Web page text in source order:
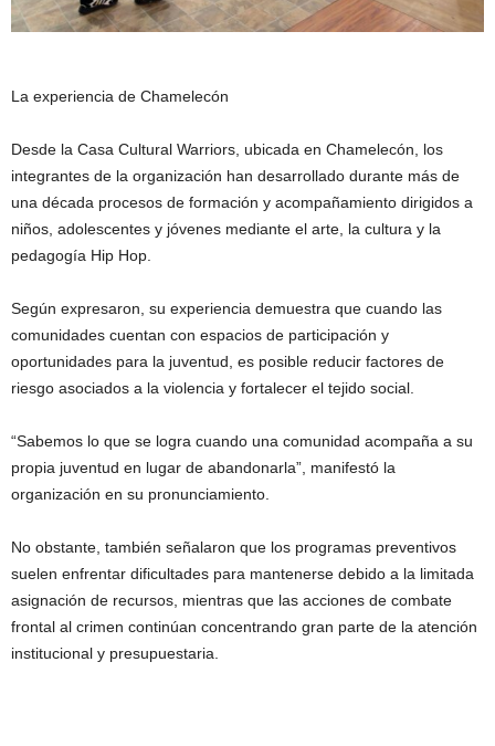
La experiencia de Chamelecón
Desde la Casa Cultural Warriors, ubicada en Chamelecón, los
integrantes de la organización han desarrollado durante más de
una década procesos de formación y acompañamiento dirigidos a
niños, adolescentes y jóvenes mediante el arte, la cultura y la
pedagogía Hip Hop.
Según expresaron, su experiencia demuestra que cuando las
comunidades cuentan con espacios de participación y
oportunidades para la juventud, es posible reducir factores de
riesgo asociados a la violencia y fortalecer el tejido social.
“Sabemos lo que se logra cuando una comunidad acompaña a su
propia juventud en lugar de abandonarla”, manifestó la
organización en su pronunciamiento.
No obstante, también señalaron que los programas preventivos
suelen enfrentar dificultades para mantenerse debido a la limitada
asignación de recursos, mientras que las acciones de combate
frontal al crimen continúan concentrando gran parte de la atención
institucional y presupuestaria.